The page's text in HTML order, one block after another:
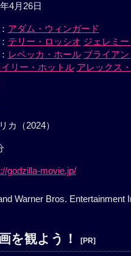
4月26日
アダム・ウィンガード
テリー・ロッシオ ジェレミ
レベッカ・ホール ブライア
イリー・ホットル アレックス
カ（2024）
godzilla-movie.jp/
Warner Bros. Entertainment
を観よう！ [PR]